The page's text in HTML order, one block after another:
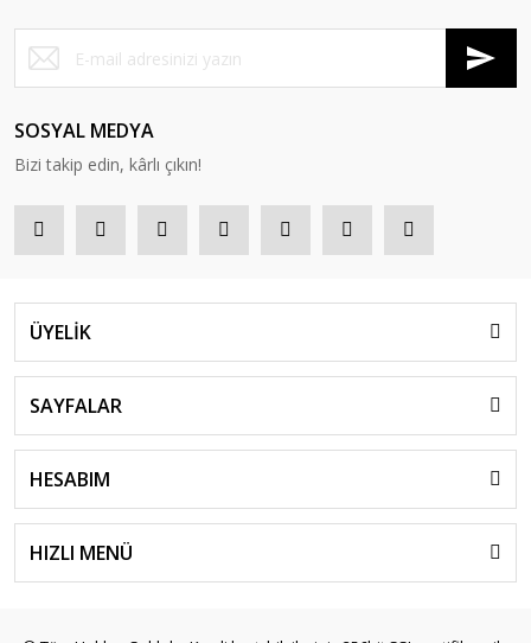
SOSYAL MEDYA
Bizi takip edin, kârlı çıkın!
ÜYELİK
SAYFALAR
HESABIM
HIZLI MENÜ